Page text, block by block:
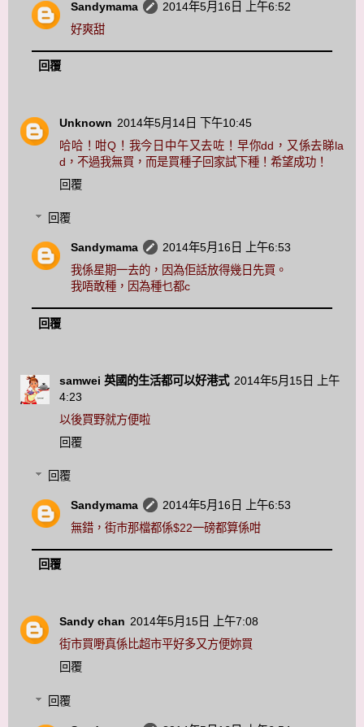
Sandymama
2014年5月16日 上午6:52
好爽甜
回覆
Unknown 2014年5月14日 下午10:45
哈哈！咁Q！我今日中午又去咗！早你dd，又係去睇la
d，不過我無買，而是買種子回家試下種！希望成功！
回覆
回覆
Sandymama
2014年5月16日 上午6:53
我係星期一去的，因為佢話放得幾日先買。
我唔敢種，因為種乜都c
回覆
samwei 英國的生活都可以好港式 2014年5月15日 上午
4:23
以後買野就方便啦
回覆
回覆
Sandymama
2014年5月16日 上午6:53
無錯，街巿那檔都係$22一磅都算係咁
回覆
Sandy chan 2014年5月15日 上午7:08
街市買嘢真係比超市平好多又方便妳買
回覆
回覆